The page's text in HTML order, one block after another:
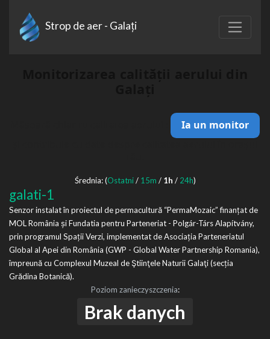
Strop de aer - Galați
Ia un monitor
Średnia: (Ostatni/ 15m / 1h / 24h)
galati-1
Senzor instalat în proiectul de permacultură “PermaMozaic” finanțat de
MOL România și Fundatia pentru Parteneriat - Polgár-Társ Alapítvány,
prin programul Spații Verzi, implementat de Asociația Parteneriatul
Global al Apei din România (GWP - Global Water Partnership Romania),
împreună cu Complexul Muzeal de Ştiinţele Naturii Galaţi (secția
Grădina Botanică).
Poziom zanieczyszczenia:
Brak danych